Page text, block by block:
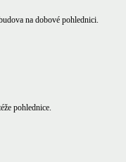
na dobové pohlednici.
pohlednice.